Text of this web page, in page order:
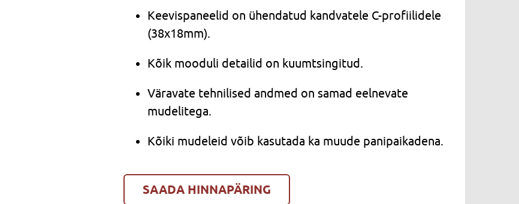
Keevispaneelid on ühendatud kandvatele C-profiilidele
(38x18mm).
Kõik mooduli detailid on kuumtsingitud.
Väravate tehnilised andmed on samad eelnevate
mudelitega.
Kõiki mudeleid võib kasutada ka muude panipaikadena.
SAADA HINNAPÄRING